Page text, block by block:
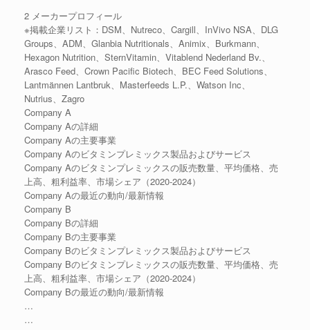
2 メーカープロフィール
※掲載企業リスト：DSM、Nutreco、Cargill、InVivo NSA、DLG
Groups、ADM、Glanbia Nutritionals、Animix、Burkmann、
Hexagon Nutrition、SternVitamin、Vitablend Nederland Bv.、
Arasco Feed、Crown Pacific Biotech、BEC Feed Solutions、
Lantmännen Lantbruk、Masterfeeds L.P.、Watson Inc、
Nutrius、Zagro
Company A
Company Aの詳細
Company Aの主要事業
Company Aのビタミンプレミックス製品およびサービス
Company Aのビタミンプレミックスの販売数量、平均価格、売
上高、粗利益率、市場シェア（2020-2024）
Company Aの最近の動向/最新情報
Company B
Company Bの詳細
Company Bの主要事業
Company Bのビタミンプレミックス製品およびサービス
Company Bのビタミンプレミックスの販売数量、平均価格、売
上高、粗利益率、市場シェア（2020-2024）
Company Bの最近の動向/最新情報
…
…